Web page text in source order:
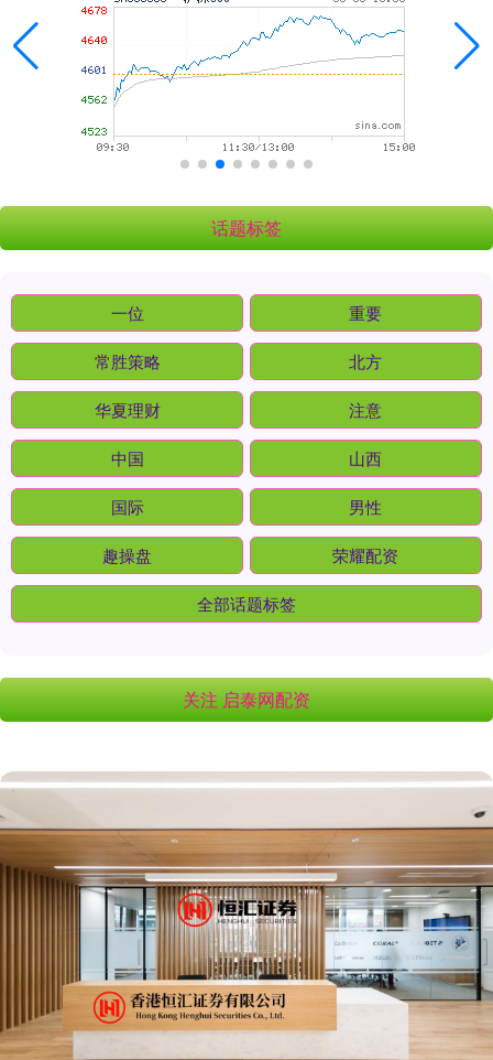
话题标签
一位 重要
常胜策略 北方
华夏理财 注意
中国 山西
国际 男性
趣操盘 荣耀配资
全部话题标签
关注 启泰网配资